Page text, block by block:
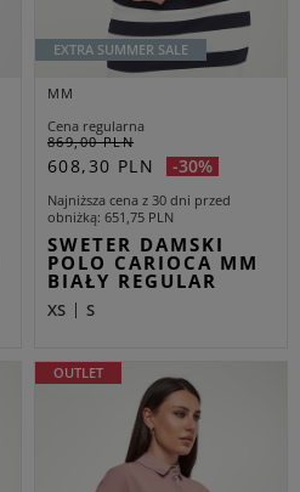
EXTRA SUMMER SALE
MM
Cena regularna
869,00 PLN
608,30 PLN -30%
Najniższa cena z 30 dni przed
obniżką 651,75 PLN
SWETER DAMSKI
POLO CARIOCA MM
BIAŁY REGULAR
XS S
OUTLET